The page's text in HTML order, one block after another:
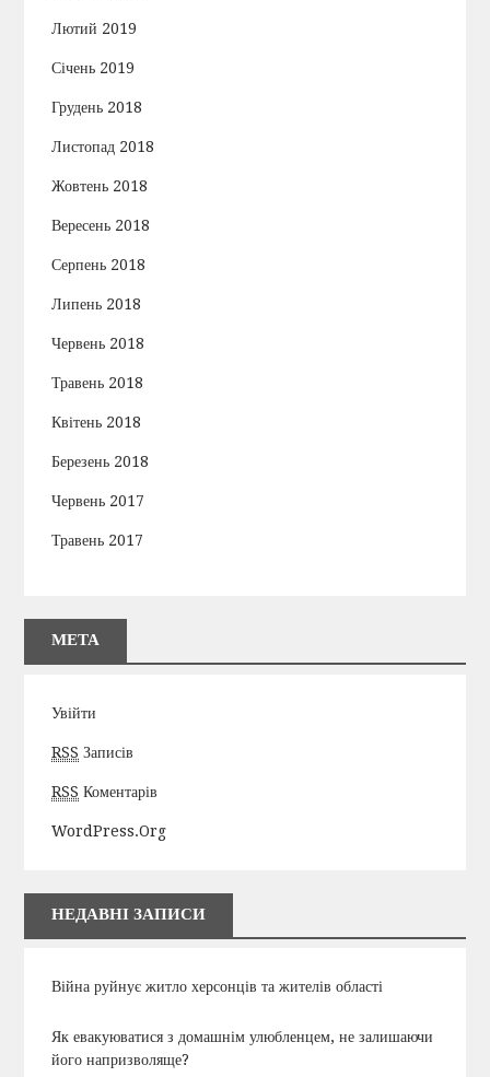
Лютий 2019
Січень 2019
Грудень 2018
Листопад 2018
Жовтень 2018
Вересень 2018
Серпень 2018
Липень 2018
Червень 2018
Травень 2018
Квітень 2018
Березень 2018
Червень 2017
Травень 2017
МЕТА
Увійти
RSS Записів
RSS Коментарів
WordPress.org
НЕДАВНІ ЗАПИСИ
Війна руйнує житло херсонців та жителів області
Як евакуюватися з домашнім улюбленцем, не залишаючи
його напризволяще?